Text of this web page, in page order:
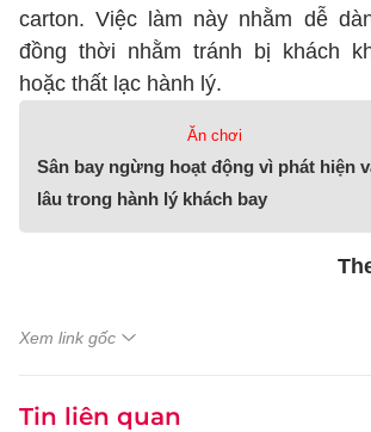
carton. Việc làm này nhằm dễ
đồng thời nhằm tránh bị khách
hoặc thất lạc hành lý.
Ăn chơi
Sân bay ngừng hoạt động vì phát hiện
lâu trong hành lý khách bay
Xem link gốc
Tin liên quan